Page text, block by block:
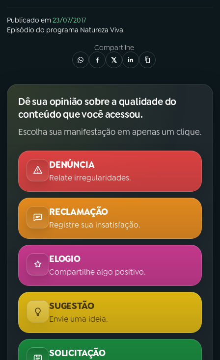
Publicado em23/07/2017
Episódio do programa Natureza Viva
Compartilhe
Dê sua opinião sobre a qualidade do
conteúdo que você acessou.
Escolha sua manifestação em apenas um clique.
DENÚNCIA
Relate irregularidades.
RECLAMAÇÃO
Registre sua insatisfação.
ELOGIO
Compartilhe algo positivo.
SUGESTÃO
Envie uma ideia.
SOLICITAÇÃO